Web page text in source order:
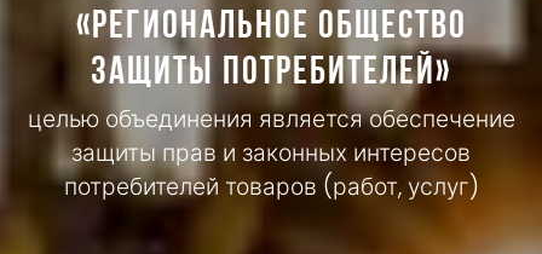
«РЕГИОНАЛЬНОЕ ОБЩЕСТВО
ЗАЩИТЫ ПОТРЕБИТЕЛЕЙ»
целью объединения является обеспечение
защиты прав и законных интересов
потребителей товаров (работ, услуг)